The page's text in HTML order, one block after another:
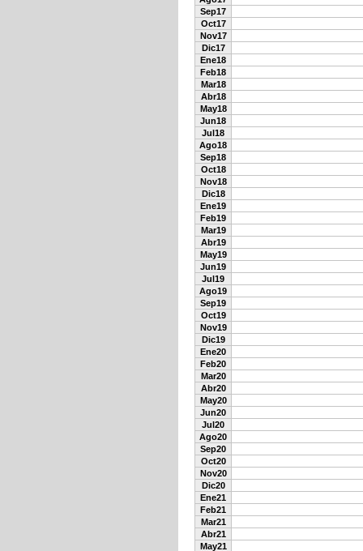
Sep17
Oct17
Nov17
Dic17
Ene18
Feb18
Mar18
Abr18
May18
Jun18
Jul18
Ago18
Sep18
Oct18
Nov18
Dic18
Ene19
Feb19
Mar19
Abr19
May19
Jun19
Jul19
Ago19
Sep19
Oct19
Nov19
Dic19
Ene20
Feb20
Mar20
Abr20
May20
Jun20
Jul20
Ago20
Sep20
Oct20
Nov20
Dic20
Ene21
Feb21
Mar21
Abr21
May21